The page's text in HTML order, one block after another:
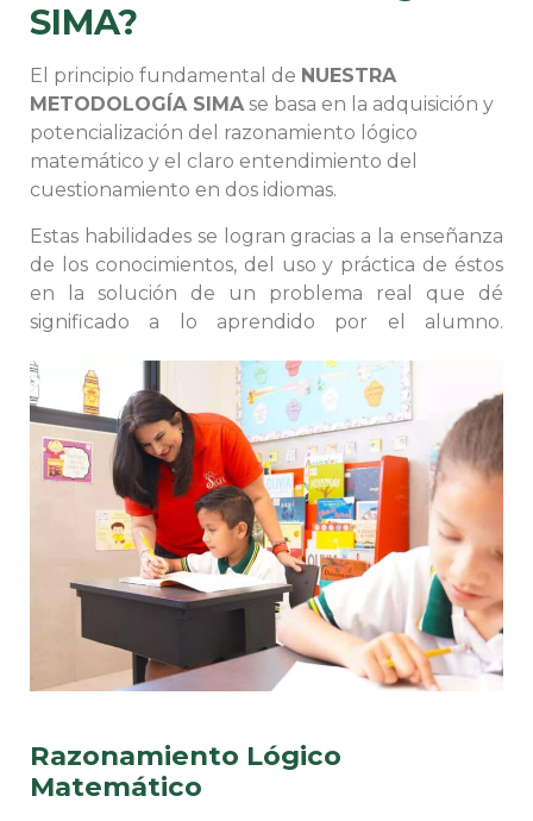
SIMA?
El principio fundamental de NUESTRA
METODOLOGÍA SIMAse basa en la adquisición y
potencialización del razonamiento lógico
matemático y el claro entendimiento del
cuestionamiento en dos idiomas.
Estas habilidades se logran gracias a la enseñanza
de los conocimientos, del uso y práctica de éstos
en la solución de un problema real que dé
significado a lo aprendido por el alumno.
Razonamiento Lógico
Matemático